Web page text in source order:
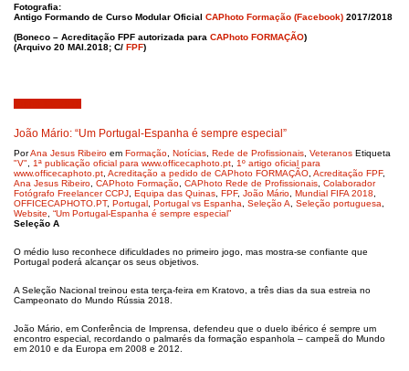
Fotografia:
Antigo Formando de Curso Modular Oficial CAPhoto Formação (Facebook) 2017/2018
(Boneco – Acreditação FPF autorizada para CAPhoto FORMAÇÃO)
(Arquivo 20 MAI.2018; C/ FPF)
João Mário: “Um Portugal-Espanha é sempre especial”
PorAna Jesus Ribeiro em Formação Notícias Rede de Profissionais Veteranos Etiqueta
"V"
1ª publicação oficial para www.officecaphoto.pt
1º artigo oficial para
www.officecaphoto.pt Acreditação a pedido de CAPhoto FORMAÇÃO Acreditação FPF,
Ana Jesus Ribeiro CAPhoto Formação CAPhoto Rede de Profissionais Colaborador
Fotógrafo Freelancer CCPJ Equipa das Quinas FPF, João Mário Mundial FIFA 2018
OFFICECAPHOTO.PT, Portugal Portugal vs Espanha Seleção A Seleção portuguesa
Website
“Um Portugal-Espanha é sempre especial”
Seleção A
O médio luso reconhece dificuldades no primeiro jogo, mas mostra-se confiante que
Portugal poderá alcançar os seus objetivos.
A Seleção Nacional treinou esta terça-feira em Kratovo, a três dias da sua estreia no
Campeonato do Mundo Rússia 2018.
João Mário, em Conferência de Imprensa, defendeu que o duelo ibérico é sempre um
encontro especial, recordando o palmarés da formação espanhola – campeã do Mundo
em 2010 e da Europa em 2008 e 2012.